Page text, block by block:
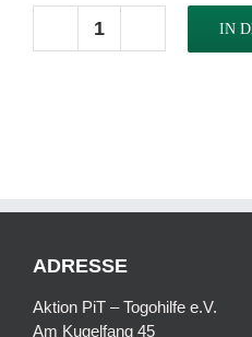
Schule
IN
ADRESSE
Aktion PiT – Togohilfe e.V.
Am Kugelfang 45